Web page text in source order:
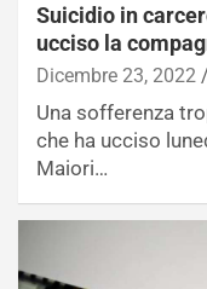
Suicidio in
ucciso la
Dicembre 23, 2022
Una sofferenza
che ha ucciso
Maiori…